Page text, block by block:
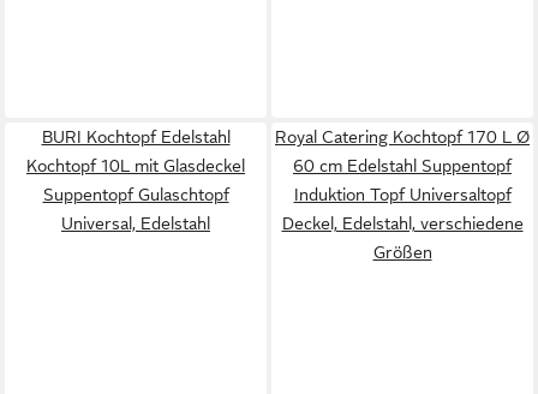
BURI Kochtopf Edelstahl
Kochtopf 10L mit Glasdeckel
Suppentopf Gulaschtopf
Universal, Edelstahl
Royal Catering Kochtopf 170 L Ø
60 cm Edelstahl Suppentopf
Induktion Topf Universaltopf
Deckel, Edelstahl, verschiedene
Größen